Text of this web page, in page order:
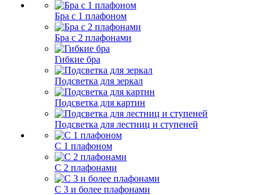
Бра с 1 плафоном
Бра с 2 плафонами
Гибкие бра
Подсветка для зеркал
Подсветка для картин
Подсветка для лестниц и ступеней
С 1 плафоном
С 2 плафонами
С 3 и более плафонами